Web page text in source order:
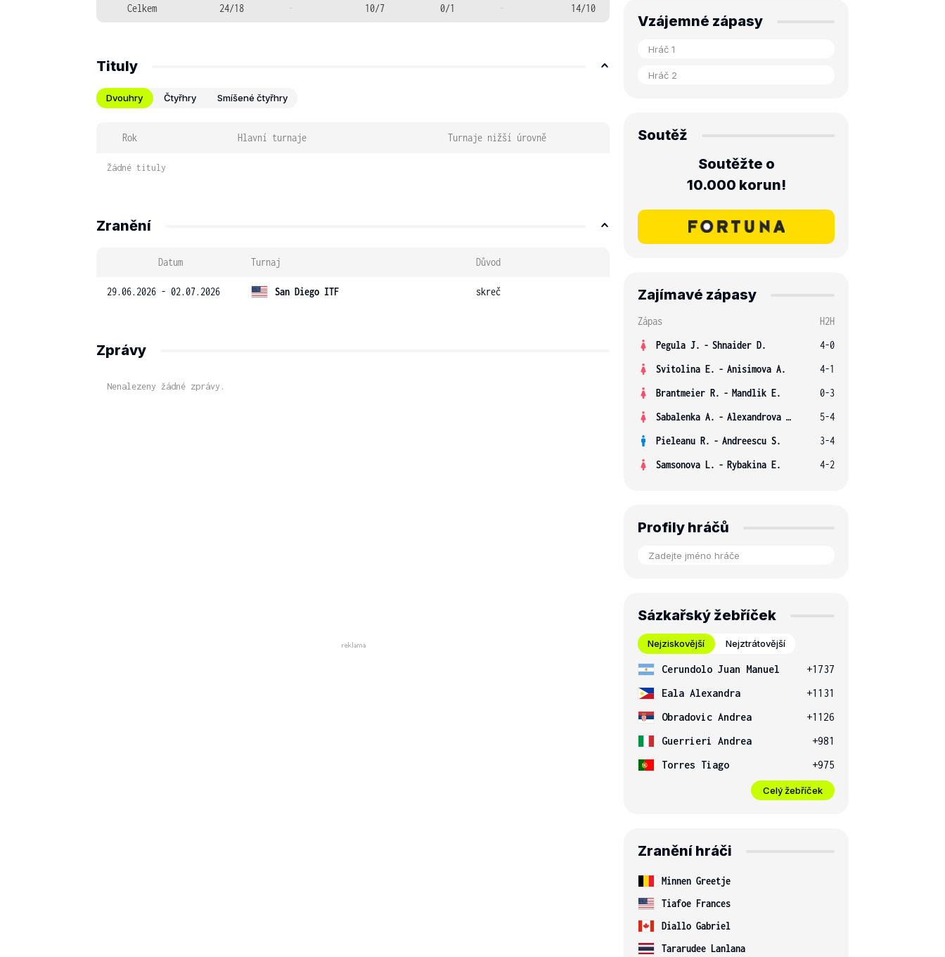
Celkem 24/18 - 10/7 0/1 - 14/10
Tituly
Dvouhry Čtyřhry Smíšené čtyřhry
Rok Hlavní turnaje Turnaje nižší úrovně
Žádné tituly
Zranění
Datum Turnaj Důvod
29.06.2026 - 02.07.2026 San Diego ITF skreč
Zprávy
Nenalezeny žádné zprávy.
Vzájemné zápasy
Soutěž
Soutěžte o
10.000 korun!
Zajímavé zápasy
Zápas
H2H
Pegula J. - Shnaider D.
4-0
Svitolina E. - Anisimova A.
4-1
Brantmeier R. - Mandlik E.
0-3
Sabalenka A. - Alexandrova E.
5-4
Pieleanu R. - Andreescu S.
3-4
Samsonova L. - Rybakina E. 4-2
Profily hráčů
Sázkařský žebříček
Nejziskovější Nejztrátovější
Cerundolo Juan Manuel
+1737
Eala Alexandra
+1131
Obradovic Andrea
+1126
Guerrieri Andrea
+981
Torres Tiago
+975
Celý žebříček
Zranění hráči
Minnen Greetje
Tiafoe Frances
Diallo Gabriel
Tararudee Lanlana